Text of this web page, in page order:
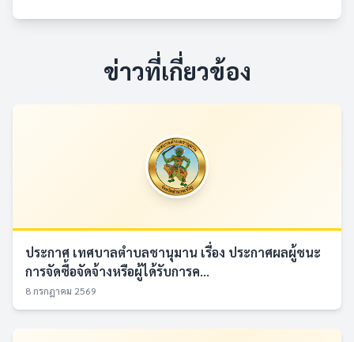
ข่าวที่เกี่ยวข้อง
ประกาศ เทศบาลตำบลชานุมาน เรื่อง ประกาศผลผู้ชนะ
การจัดซื้อจัดจ้างหรือผู้ได้รับการค...
8 กรกฎาคม 2569